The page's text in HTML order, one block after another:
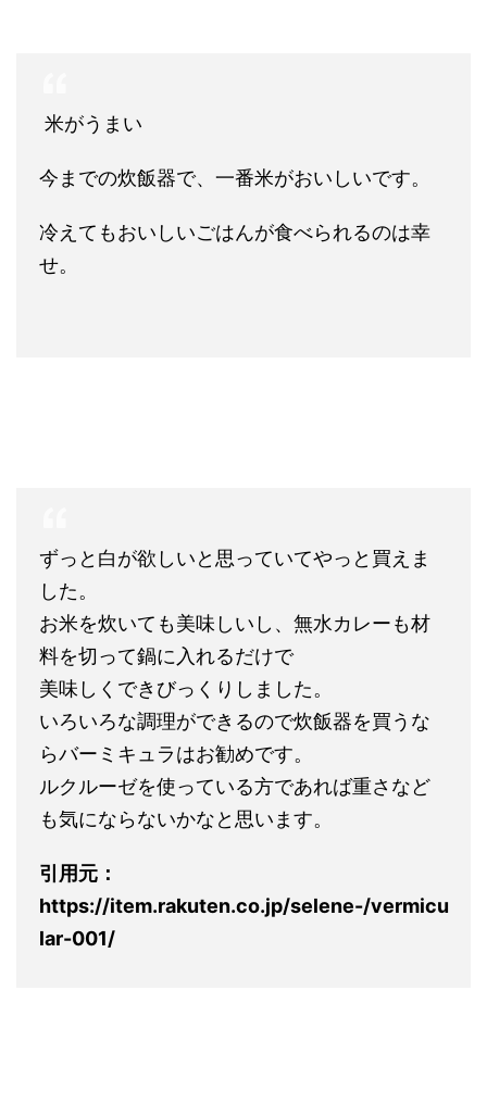
米がうまい
今までの炊飯器で、一番米がおいしいです。
冷えてもおいしいごはんが食べられるのは幸
せ。
ずっと白が欲しいと思っていてやっと買えま
した。
お米を炊いても美味しいし、無水カレーも材
料を切って鍋に入れるだけで
美味しくできびっくりしました。
いろいろな調理ができるので炊飯器を買うな
らバーミキュラはお勧めです。
ルクルーゼを使っている方であれば重さなど
も気にならないかなと思います。
引用元：
https://item.rakuten.co.jp/selene-/vermicu
lar-001/